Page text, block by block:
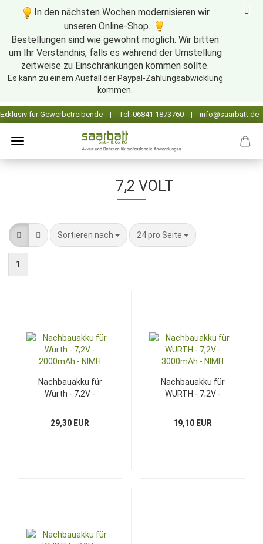
In den nächsten Wochen modernisieren wir
unseren Online-Shop.
Bestellungen sind wie gewohnt möglich. Wir bitten
um Ihr Verständnis, falls es während der Umstellung
zeitweise zu Einschränkungen kommen sollte.
Es kann zu einem Ausfall der Paypal-Zahlungsabwicklung
kommen.
7,2 VOLT
Sortieren nach
Sortieren nach 24 pro Seite
pro Seite
1
Nachbauakku für
Würth - 7,2V -
29,30 EUR
Nachbauakku für
WÜRTH - 7,2V -
19,10 EUR